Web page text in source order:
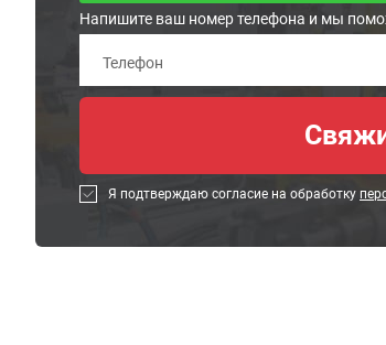
Напишите ваш номер телефона и мы
Я подтверждаю согласие на обработку